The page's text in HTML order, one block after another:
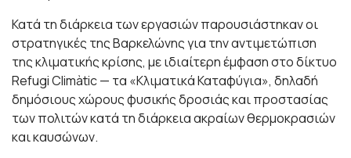
Κατά τη διάρκεια των εργασιών παρουσιάστηκαν οι
στρατηγικές της Βαρκελώνης για την αντιμετώπιση
της κλιματικής κρίσης, με ιδιαίτερη έμφαση στο δίκτυο
Refugi Climàtic — τα «Κλιματικά Καταφύγια», δηλαδή
δημόσιους χώρους φυσικής δροσιάς και προστασίας
των πολιτών κατά τη διάρκεια ακραίων θερμοκρασιών
και καυσώνων.